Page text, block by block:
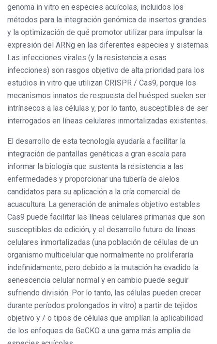
genoma in vitro en especies acuícolas, incluidos los
métodos para la integración genómica de insertos grandes
y la optimización de qué promotor utilizar para impulsar la
expresión del ARNg en las diferentes especies y sistemas.
Las infecciones virales (y la resistencia a esas
infecciones) son rasgos objetivo de alta prioridad para los
estudios in vitro que utilizan CRISPR / Cas9, porque los
mecanismos innatos de respuesta del huésped suelen ser
intrínsecos a las células y, por lo tanto, susceptibles de ser
interrogados en líneas celulares inmortalizadas existentes.
El desarrollo de esta tecnología ayudaría a facilitar la
integración de pantallas genéticas a gran escala para
informar la biología que sustenta la resistencia a las
enfermedades y proporcionar una tubería de alelos
candidatos para su aplicación a la cría comercial de
acuacultura. La generación de animales objetivo estables
Cas9 puede facilitar las líneas celulares primarias que son
susceptibles de edición, y el desarrollo futuro de líneas
celulares inmortalizadas (una población de células de un
organismo multicelular que normalmente no proliferaría
indefinidamente, pero debido a la mutación ha evadido la
senescencia celular normal y en cambio puede seguir
sufriendo división. Por lo tanto, las células pueden crecer
durante períodos prolongados in vitro) a partir de tejidos
objetivo y / o tipos de células que amplían la aplicabilidad
de los enfoques de GeCKO a una gama más amplia de